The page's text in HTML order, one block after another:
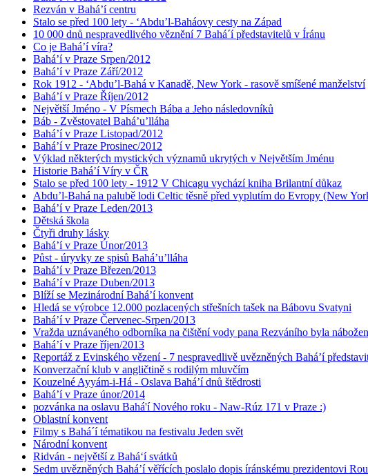
Rezván v Bahá’í centru
Stalo se před 100 lety - ‘Abdu’l-Baháovy cesty na Západ
10 000 dnů nespravedlivého věznění 7 Bahá´í představitelů v Íránu
Co je Bahá’í víra?
Bahá’í v Praze Srpen/2012
Bahá’í v Praze Září/2012
Rok 1912 - ‘Abdu’l-Bahá v Kanadě, New York - rasově smíšené manželství
Bahá’í v Praze Říjen/2012
Největší Jméno - V Písmech Bába a Jeho následovníků
Báb - Zvěstovatel Bahá’u’lláha
Bahá’í v Praze Listopad/2012
Bahá’í v Praze Prosinec/2012
Výklad některých mystických významů ukrytých v Největším Jménu
Historie Bahá’í Víry v ČR
Stalo se před 100 lety - 1912 V Chicagu vychází kniha Brilantní důkaz
Abdu’l-Bahá na palubě lodi Celtic těsně před vyplutím do Evropy (New
Bahá’í v Praze Leden/2013
Dětská škola
Čtyři druhy lásky
Bahá’í v Praze Únor/2013
Půst - úryvky ze spisů Bahá’u’lláha
Bahá’í v Praze Březen/2013
Bahá’í v Praze Duben/2013
Blíží se Mezinárodní Bahá’í konvent
Hledá se výrobce 12.000 pozlacených střešních tašek na Bábovu Svatyni
Bahá’í v Praze Červenec-Srpen/2013
Vražda uznávaného odborníka na čištění vody pana Rezváního byla
Bahá’í v Praze říjen/2013
Reportáž z Evinského vězení - 7 nespravedlivě uvězněných Bahá’í
Konverzační klub v angličtině s rodilým mluvčím
Kouzelné Ayyám-i-Há - Oslava Bahá’í dnů štědrosti
Bahá’í v Praze únor/2014
pozvánka na oslavu Bahá'í Nového roku - Naw-Rúz 171 v Praze :)
Oblastní konvent
Filmy s Bahá´í tématikou na festivalu Jeden svět
Národní konvent
Ridván - největší z Bahá‘í svátků
Sedm uvězněných Bahá’í věřících poslalo dopis íránskému prezidentovi